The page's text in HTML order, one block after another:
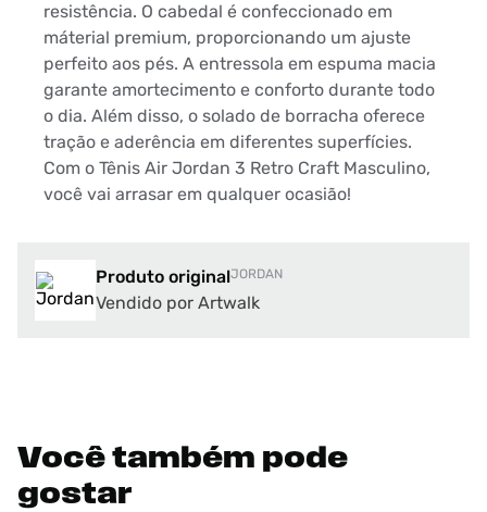
resistência. O cabedal é confeccionado em
máterial premium, proporcionando um ajuste
perfeito aos pés. A entressola em espuma macia
garante amortecimento e conforto durante todo
o dia. Além disso, o solado de borracha oferece
tração e aderência em diferentes superfícies.
Com o Tênis Air Jordan 3 Retro Craft Masculino,
você vai arrasar em qualquer ocasião!
Produto originalJORDAN
Vendido por Artwalk
Você também pode
gostar